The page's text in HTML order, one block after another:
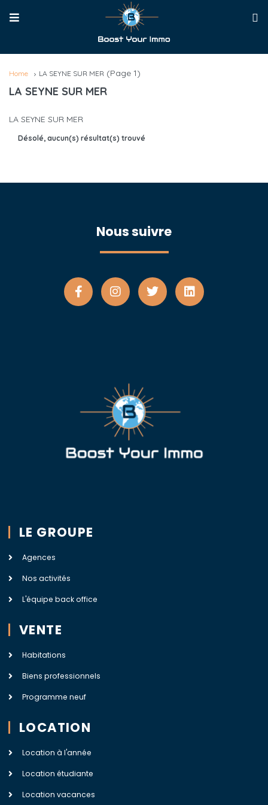
Home LA SEYNE SUR MER (Page 1)
LA SEYNE SUR MER
LA SEYNE SUR MER
Désolé, aucun(s) résultat(s) trouvé
Nous suivre
LE GROUPE
Agences
Nos activités
L'équipe back office
VENTE
Habitations
Biens professionnels
Programme neuf
LOCATION
Location à l'année
Location étudiante
Location vacances